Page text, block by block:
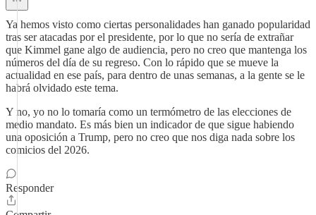
Ya hemos visto como ciertas personalidades han ganado popularidad
tras ser atacadas por el presidente, por lo que no sería de extrañar
que Kimmel gane algo de audiencia, pero no creo que mantenga los
números del día de su regreso. Con lo rápido que se mueve la
actualidad en ese país, para dentro de unas semanas, a la gente se le
habrá olvidado este tema.
Y no, yo no lo tomaría como un termómetro de las elecciones de
medio mandato. Es más bien un indicador de que sigue habiendo
una oposición a Trump, pero no creo que nos diga nada sobre los
comicios del 2026.
Responder